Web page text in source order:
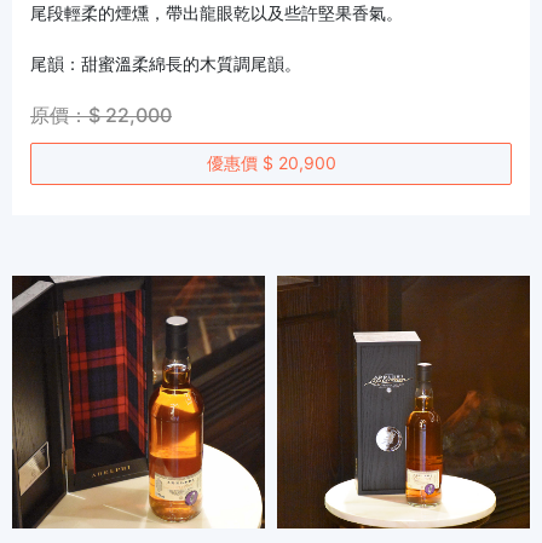
尾段輕柔的煙燻，帶出龍眼乾以及些許堅果香氣。
尾韻：甜蜜溫柔綿長的木質調尾韻。
原價：$ 22,000
優惠價 $ 20,900